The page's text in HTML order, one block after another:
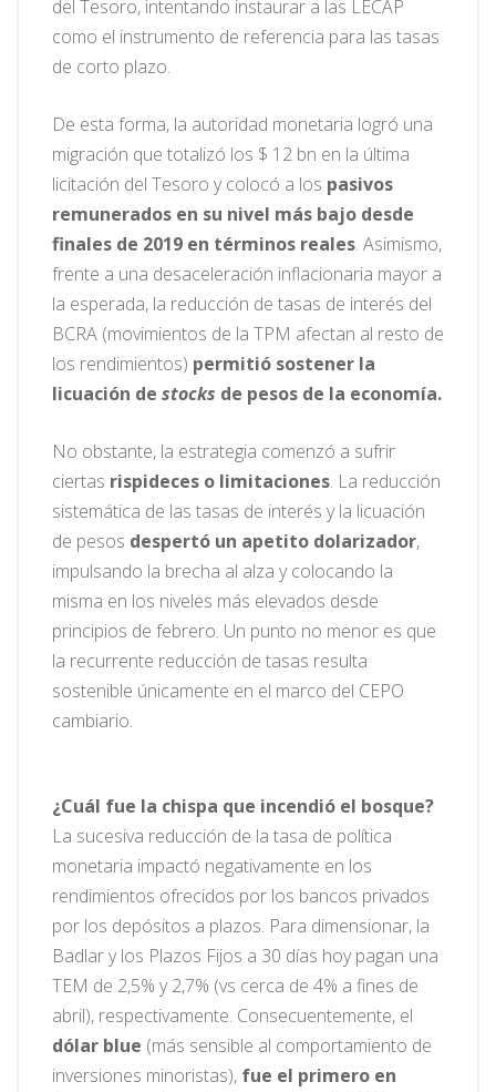
del Tesoro, intentando instaurar a las LECAP
como el instrumento de referencia para las tasas
de corto plazo.
De esta forma, la autoridad monetaria logró una
migración que totalizó los $ 12 bn en la última
licitación del Tesoro y colocó a los pasivos
remunerados en su nivel más bajo desde
finales de 2019 en términos reales. Asimismo,
frente a una desaceleración inflacionaria mayor a
la esperada, la reducción de tasas de interés del
BCRA (movimientos de la TPM afectan al resto de
los rendimientos) permitió sostener la
licuación de stocks de pesos de la economía.
No obstante, la estrategia comenzó a sufrir
ciertas rispideces o limitaciones. La reducción
sistemática de las tasas de interés y la licuación
de pesos despertó un apetito dolarizador,
impulsando la brecha al alza y colocando la
misma en los niveles más elevados desde
principios de febrero. Un punto no menor es que
la recurrente reducción de tasas resulta
sostenible únicamente en el marco del CEPO
cambiario.
¿Cuál fue la chispa que incendió el bosque?
La sucesiva reducción de la tasa de política
monetaria impactó negativamente en los
rendimientos ofrecidos por los bancos privados
por los depósitos a plazos. Para dimensionar, la
Badlar y los Plazos Fijos a 30 días hoy pagan una
TEM de 2,5% y 2,7% (vs cerca de 4% a fines de
abril), respectivamente. Consecuentemente, el
dólar blue (más sensible al comportamiento de
inversiones minoristas), fue el primero en